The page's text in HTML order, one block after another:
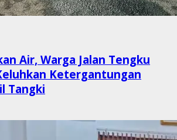
Air, Warga Jalan Tengku
Ketergantungan
Tangki